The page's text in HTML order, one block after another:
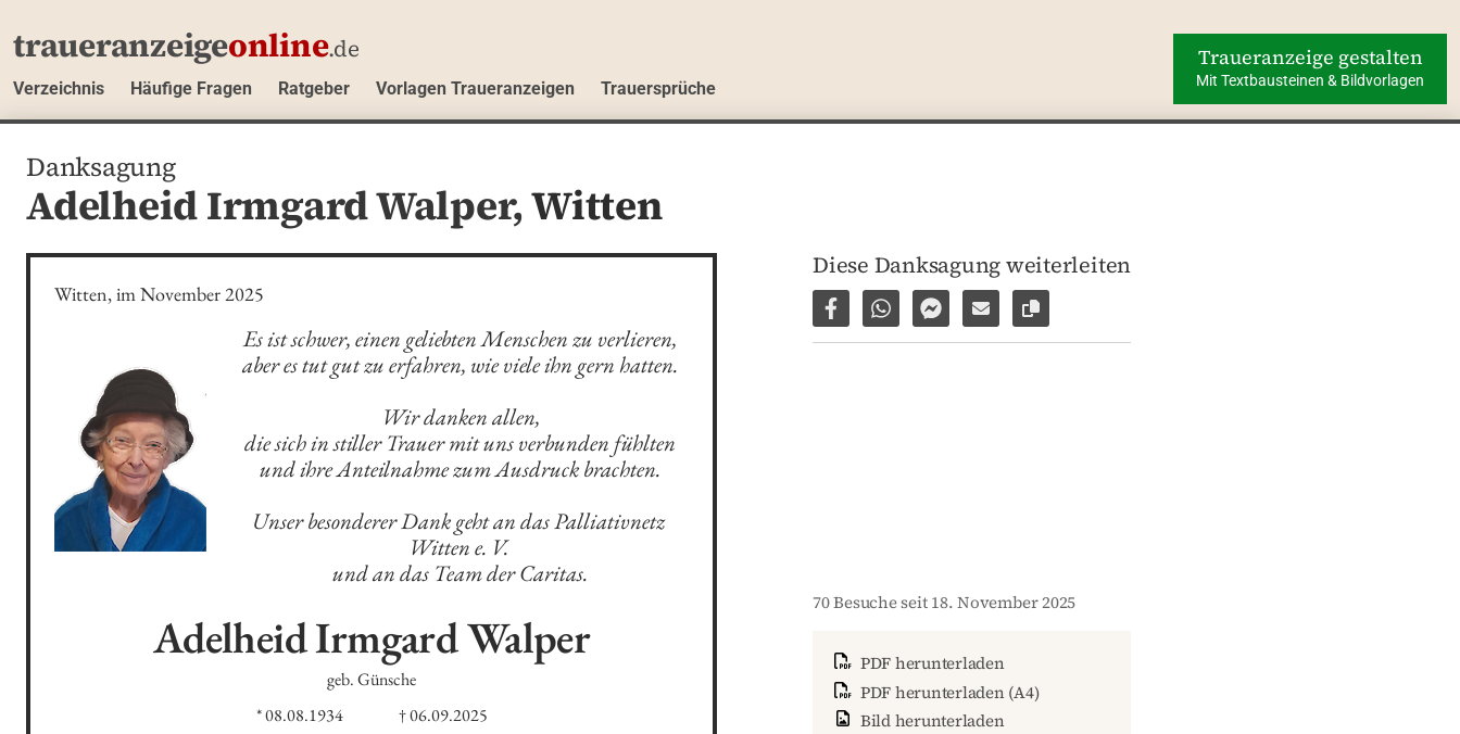
traueranzeigeonline.de
Verzeichnis Häufige Fragen Ratgeber Vorlagen Traueranzeigen Trauersprüche
Traueranzeige gestalten
Mit Textbausteinen & Bildvorlagen
Danksagung
Adelheid Irmgard Walper,Witten
Witten, im November 2025
Es ist schwer, einen geliebten Menschen zu verlieren,
aber es tut gut zu erfahren, wie viele ihn gern hatten.
Wir danken allen,
die sich in stiller Trauer mit uns verbunden fühlten
und ihre Anteilnahme zum Ausdruck brachten.
Unser besonderer Dank geht an das Palliativnetz
Witten e. V.
und an das Team der Caritas.
Adelheid IrmgardWalper
geb. Günsche
* 08.08.1934
† 06.09.2025
Diese Danksagung weiterleiten
Auf Facebook teilen
Per WhatsApp weiterleiten
Per Facebook Messenger weiterleiten
Per E-Mail versenden
Link zur Seite kopieren
70 Besuche seit 18. November 2025
PDF herunterladen
PDF herunterladen (A4)
Bild herunterladen